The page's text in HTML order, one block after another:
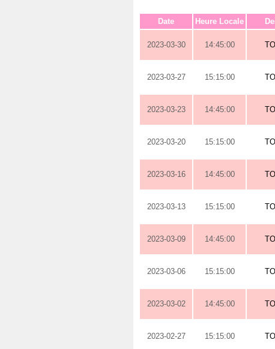
Date Heure Locale
2023-03-30 14:45:00
2023-03-27 15:15:00
2023-03-23 14:45:00
2023-03-20 15:15:00
2023-03-16 14:45:00
2023-03-13 15:15:00
2023-03-09 14:45:00
2023-03-06 15:15:00
2023-03-02 14:45:00
2023-02-27 15:15:00